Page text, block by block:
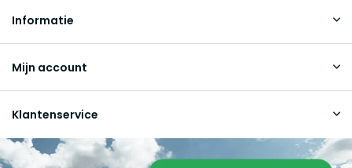
Informatie
Mijn account
Klantenservice